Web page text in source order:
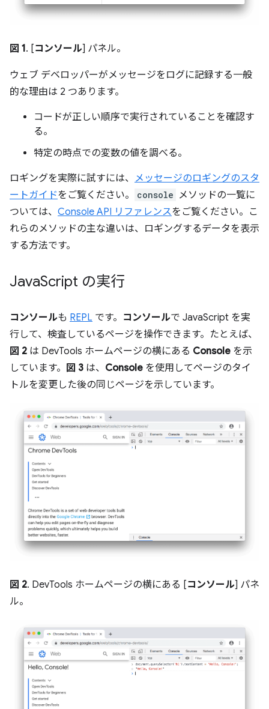
図 1. [コンソール] パネル。
ウェブ デベロッパーがメッセージをログに記録する一般
的な理由は 2 つあります。
コードが正しい順序で実行されていることを確認す
る。
特定の時点での変数の値を調べる。
ロギングを実際に試すには、 メッセージのロギングのスタ
ートガイドをご覧ください。 console メソッドの一覧に
ついては、 Console API リファレンスをご覧ください。こ
れらのメソッドの主な違いは、ロギングするデータを表示
する方法です。
JavaScript の実行
コンソールも REPL です。 コンソールで JavaScript を実
行して、検査しているページを操作できます。たとえば、
図 2 は DevTools ホームページの横にある Console を示
しています。
図 3 は、 Console を使用してページのタイ
トルを変更した後の同じページを示しています。
図 2. DevTools ホームページの横にある [コンソール] パネ
ル。